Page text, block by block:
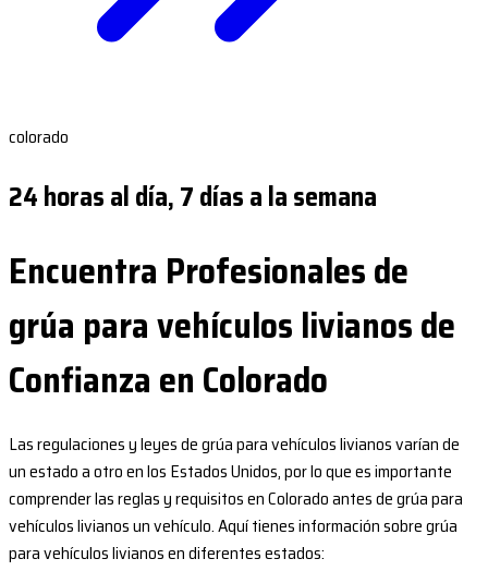
colorado
24 horas al día, 7 días a la semana
Encuentra Profesionales de
grúa para vehículos livianos de
Confianza en Colorado
Las regulaciones y leyes de grúa para vehículos livianos varían de
un estado a otro en los Estados Unidos, por lo que es importante
comprender las reglas y requisitos en Colorado antes de grúa para
vehículos livianos un vehículo. Aquí tienes información sobre grúa
para vehículos livianos en diferentes estados: